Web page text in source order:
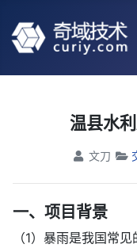
温县水
文刀
一、项目背景
（1）暴雨是我国常